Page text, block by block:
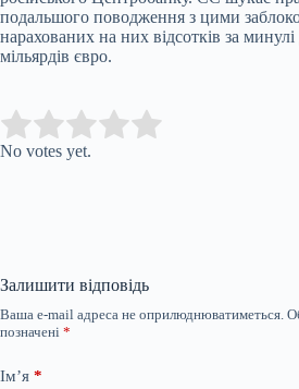
подальшого поводження з цими
нарахованих на них відсотків за
мільярдів євро.
Rate this item:
No votes yet.
Залишити відповідь
Ваша e-mail адреса не оприлюднюватиметься.
позначені *
Ім’я *